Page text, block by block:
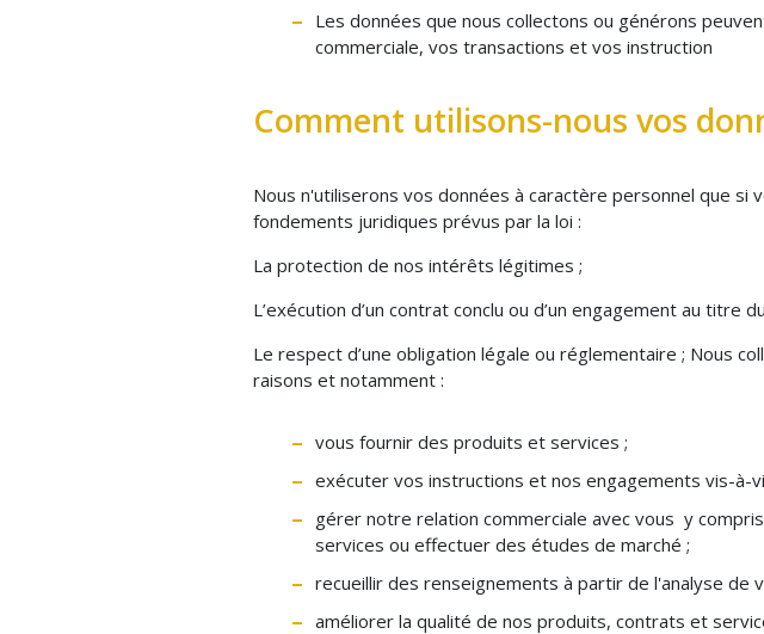
Les données que nous collectons ou générons
commerciale, vos transactions et vos instruction
Comment utilisons-nous vos
Nous n'utiliserons vos données à caractère personnel que si
fondements juridiques prévus par la loi :
La protection de nos intérêts légitimes ;
L’exécution d’un contrat conclu ou d’un engagement au
Le respect d’une obligation légale ou réglementaire ; Nous
raisons et notamment :
vous fournir des produits et services ;
exécuter vos instructions et nos engagements vis-à-
gérer notre relation commerciale avec vous y
services ou effectuer des études de marché ;
recueillir des renseignements à partir de l'analyse de
améliorer la qualité de nos produits, contrats et